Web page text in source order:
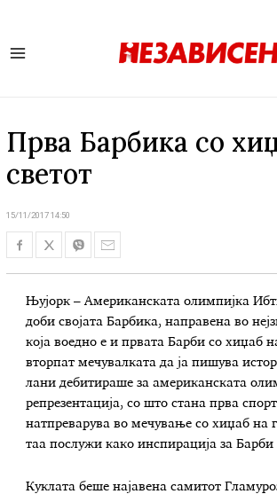
Прва Барбика со
светот
15/11/2017 14:50
Њујорк – Американската олимпијка
доби својата Барбика, направена во
која воедно е и првата Барби со хиџаб
вторпат мечувалката да ја пишува
лани дебитираше за американската
репрезентација, со што стана прва
натпреварува во мечување со хиџаб на
таа послужи како инспирација за Барби
Куклата беше најавена самитот